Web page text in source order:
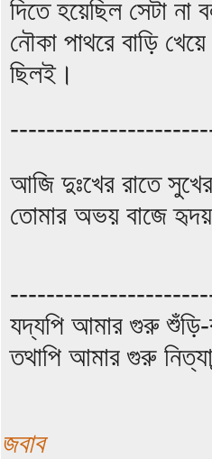
দিতে হয়েছিল সেটা
নৌকা পাথরে বাড়ি
ছিলই।
আজি দুঃখের রাতে
তোমার অভয় বাজে
যদ্যপি আমার গুরু শুঁড়ি-
তথাপি আমার গুরু
জবাব